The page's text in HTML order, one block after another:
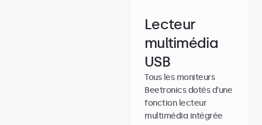
Lecteur
multimédia
USB
Tous les moniteurs
Beetronics dotés d'une
fonction lecteur
multimédia intégrée